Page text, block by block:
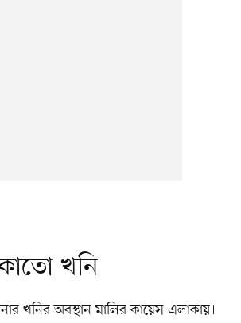
খনি
খনির অবস্থান মালির কায়েস এলাকায়।